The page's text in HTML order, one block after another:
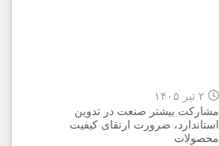
مشارکت بیشتر صنعت در تدوین
استاندارد، ضرورت ارتقای کیفیت
محصولات